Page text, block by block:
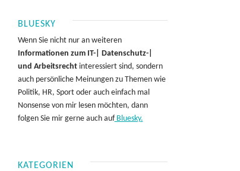
BLUESKY
Wenn Sie nicht nur an weiteren
Informationen zum IT-| Datenschutz-|
und Arbeitsrechtinteressiert sind, sondern
auch persönliche Meinungen zu Themen wie
Politik, HR, Sport oder auch einfach mal
Nonsense von mir lesen möchten, dann
folgen Sie mir gerne auch aufBluesky.
KATEGORIEN